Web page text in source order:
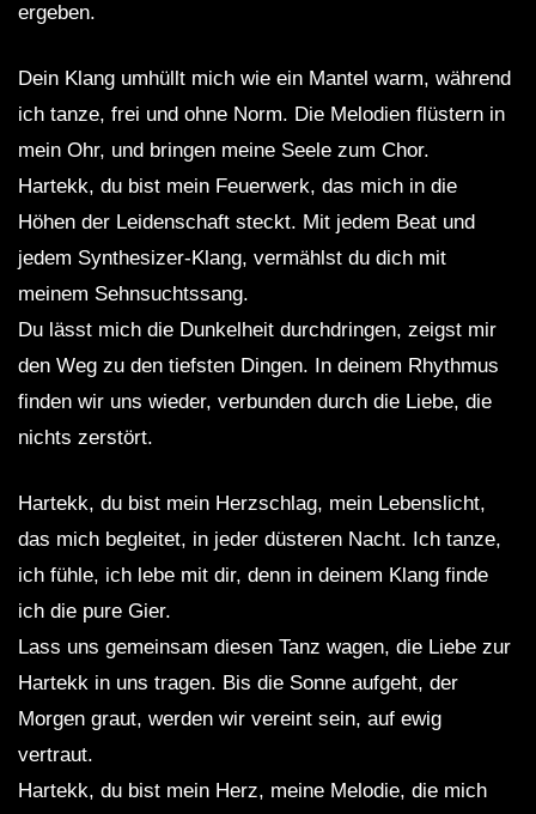
ergeben.
Dein Klang umhüllt mich wie ein Mantel warm, während
ich tanze, frei und ohne Norm. Die Melodien flüstern in
mein Ohr, und bringen meine Seele zum Chor.
Hartekk, du bist mein Feuerwerk, das mich in die
Höhen der Leidenschaft steckt. Mit jedem Beat und
jedem Synthesizer-Klang, vermählst du dich mit
meinem Sehnsuchtssang.
Du lässt mich die Dunkelheit durchdringen, zeigst mir
den Weg zu den tiefsten Dingen. In deinem Rhythmus
finden wir uns wieder, verbunden durch die Liebe, die
nichts zerstört.
Hartekk, du bist mein Herzschlag, mein Lebenslicht,
das mich begleitet, in jeder düsteren Nacht. Ich tanze,
ich fühle, ich lebe mit dir, denn in deinem Klang finde
ich die pure Gier.
Lass uns gemeinsam diesen Tanz wagen, die Liebe zur
Hartekk in uns tragen. Bis die Sonne aufgeht, der
Morgen graut, werden wir vereint sein, auf ewig
vertraut.
Hartekk, du bist mein Herz, meine Melodie, die mich